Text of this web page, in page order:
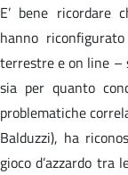
E’ bene ricordare
hanno
terrestre e on line –
sia per quanto
problematiche
Balduzzi), ha
gioco d’azzardo tra